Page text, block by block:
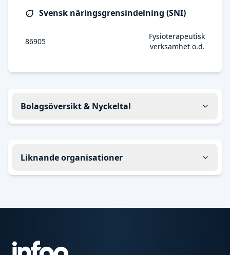
Svensk näringsgrensindelning (SNI)
86905
Fysioterapeutisk
verksamhet o.d.
Bolagsöversikt & Nyckeltal
Liknande organisationer